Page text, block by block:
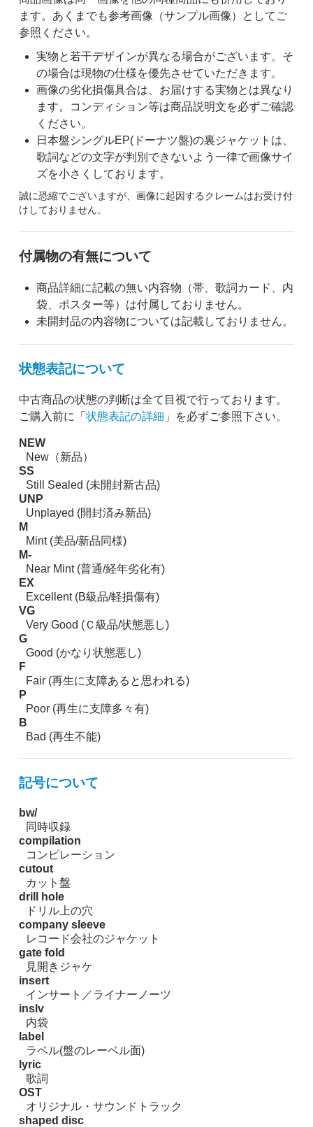
ます。あくまでも参考画像（サンプル画像）としてご
参照ください。
実物と若干デザインが異なる場合がございます。そ
の場合は現物の仕様を優先させていただきます。
画像の劣化損傷具合は、お届けする実物とは異なり
ます。コンディション等は商品説明文を必ずご確認
ください。
日本盤シングルEP(ドーナツ盤)の裏ジャケットは、
歌詞などの文字が判別できないよう一律で画像サイ
ズを小さくしております。
誠に恐縮でございますが、画像に起因するクレームはお受け付
けしておりません。
付属物の有無について
商品詳細に記載の無い内容物（帯、歌詞カード、内
袋、ポスター等）は付属しておりません。
未開封品の内容物については記載しておりません。
状態表記について
中古商品の状態の判断は全て目視で行っております。
ご購入前に「 状態表記の詳細 」を必ずご参照下さい。
NEW
New（新品）
SS
Still Sealed (未開封新古品)
UNP
Unplayed (開封済み新品)
M
Mint (美品/新品同様)
M-
Near Mint (普通/経年劣化有)
EX
Excellent (B級品/軽損傷有)
VG
Very Good (Ｃ級品/状態悪し)
G
Good (かなり状態悪し)
F
Fair (再生に支障あると思われる)
P
Poor (再生に支障多々有)
B
Bad (再生不能)
記号について
bw/
同時収録
compilation
コンピレーション
cutout
カット盤
drill hole
ドリル上の穴
company sleeve
レコード会社のジャケット
gate fold
見開きジャケ
insert
インサート／ライナーノーツ
inslv
内袋
label
ラベル(盤のレーベル面)
lyric
歌詞
OST
オリジナル・サウンドトラック
shaped disc